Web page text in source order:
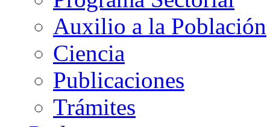
Auxilio a la Población
Ciencia
Publicaciones
Trámites